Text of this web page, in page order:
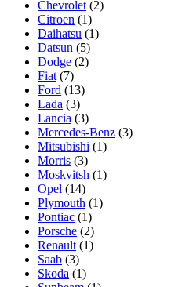
Chevrolet (2)
Citroen (1)
Daihatsu (1)
Datsun (5)
Dodge (2)
Fiat (7)
Ford (13)
Lada (3)
Lancia (3)
Mercedes-Benz (3)
Mitsubishi (1)
Morris (3)
Moskvitsh (1)
Opel (14)
Plymouth (1)
Pontiac (1)
Porsche (2)
Renault (1)
Saab (3)
Skoda (1)